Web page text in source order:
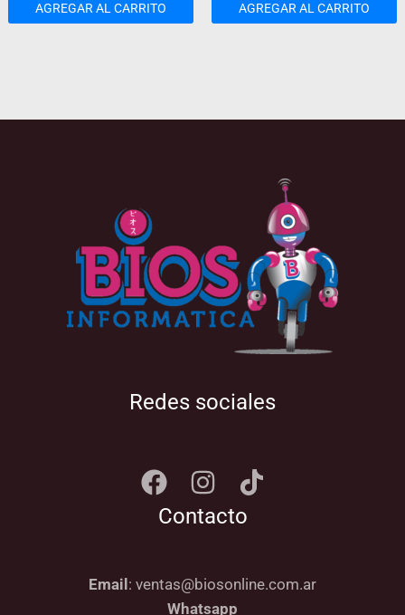
AGREGAR AL CARRITO AGREGAR AL CARRITO
Redes sociales
Contacto
Email: ventas@biosonline.com.ar
Whatsapp